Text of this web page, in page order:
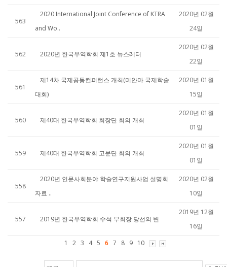
563
2020 International Joint Conference of KTRA
and Wo..
2020년 02월
24일
562 2020년 한국무역학회 제1호 뉴스레터
2020년 02월
22일
561
제14차 국제공동컨퍼런스 개최(미얀마 국제학술
대회)
2020년 01월
15일
560 제40대 한국무역학회 회장단 회의 개최
2020년 01월
01일
559 제40대 한국무역학회 고문단 회의 개최
2020년 01월
01일
558
2020년 인문사회분야 학술연구지원사업 설명회
자료 ..
2020년 02월
10일
557 2019년 한국무역학회 수석 부회장 당선의 변
2019년 12월
16일
1
2 3 4 5 6 7 8 9 10